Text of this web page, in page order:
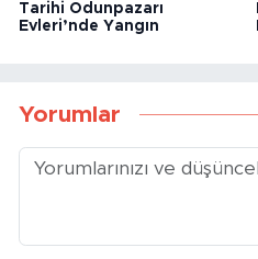
Tarihi Odunpazarı
Evleri’nde Yangın
Yorumlar